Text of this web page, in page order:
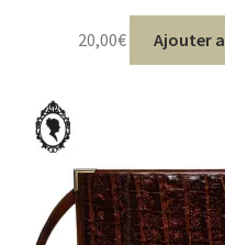
20,00€ Ajouter